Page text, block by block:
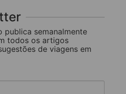
publica semanalmente
todos os artigos
de viagens em